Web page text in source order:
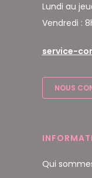
Lundi au
Vendredi :
service-
NOUS
Qui